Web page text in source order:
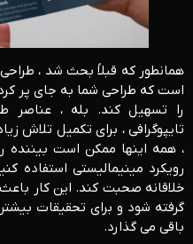
همانطور که قبلاً بحث شد ،
است که طراحی شما به جای پر
تایپوگرافی ، برای تکمیل تلاش
، همه اینها ممکن است بیننده
رویکرد مینیمالیستی استفاده
خلاقانه صحبت کند. این کار
گرفته شود و برای تحقیقات
باقی می گذارد.